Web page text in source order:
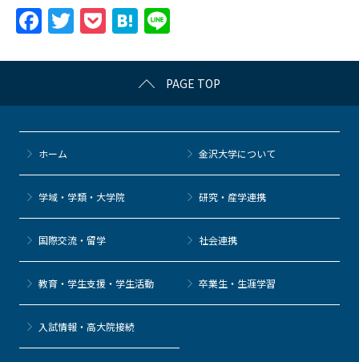
F
c
e
b
o
o
k
T
itt
er
P
c
k
et
H
e
n
a
e
PAGE TOP
ホーム 金沢大学について
学域・学類・大学院 研究・産学連携
国際交流・留学 社会連携
教育・学生支援・学生活動 卒業生・生涯学習
⼊試情報・高大院接続